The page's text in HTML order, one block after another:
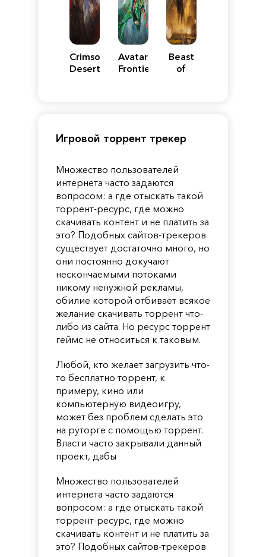
Crimson
Desert
Avatar:
Frontiers
Beast
of
Игровой торрент трекер
Множество пользователей
интернета часто задаются
вопросом: а где отыскать такой
торрент-ресурс, где можно
скачивать контент и не платить за
это? Подобных сайтов-трекеров
существует достаточно много, но
они постоянно докучают
нескончаемыми потоками
никому ненужной рекламы,
обилие которой отбивает всякое
желание скачивать торрент что-
либо из сайта. Но ресурс торрент
геймс не относиться к таковым.
Любой, кто желает загрузить что-
то бесплатно торрент, к
примеру, кино или
компьютерную видеоигру,
может без проблем сделать это
на руторге с помощью торрент.
Власти часто закрывали данный
проект, дабы
Множество пользователей
интернета часто задаются
вопросом: а где отыскать такой
торрент-ресурс, где можно
скачивать контент и не платить за
это? Подобных сайтов-трекеров